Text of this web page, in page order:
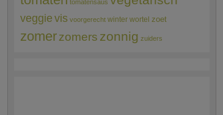
tomatensaus
veggie vis voorgerecht winter wortel zoet
zomerzomers zonnig zuiders